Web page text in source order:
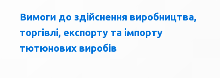
Вимоги до здійснення виробництва,
торгівлі, експорту та імпорту
тютюнових виробів